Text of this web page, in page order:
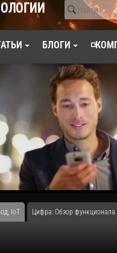
БЛОГИ
IoT Цифра: Обзор функционала